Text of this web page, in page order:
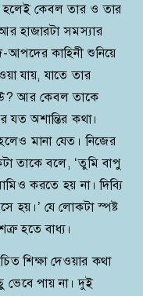
কেবল তার ও তার
হাজারটা সমস্যার
আপদের কাহিনী শুনিয়ে
যায়, যাতে তার
আর কেবল তাকে
যত অশান্তির কথা।
মানা যেত। নিজের
তাকে বলে, ‘তুমি বাপু
করতে হয় না। দিব্যি
হয়।’ যে লোকটা স্পষ্ট
হতে বাধ্য।
শিক্ষা দেওয়ার কথা
ভেবে পায় না। দুই